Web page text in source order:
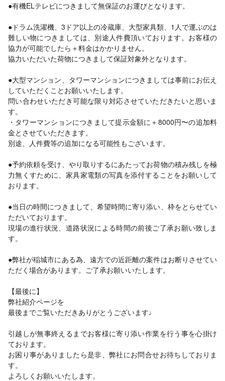
●有機ELテレビにつきまして無保証のお運びとなります。
●ドラム洗濯機、3ドア以上の冷蔵庫、大型家具類、1人で運ぶのは
難しい物につきましては、別途人件費頂いております。お客様の
協力が可能でしたら＋料金はかかりません。
協力いただいた荷物につきまして保証対象外となります。
●大型マンション、タワーマンションにつきましては事前にお伝え
していただくことお願いいたします。
問い合わせいただき可能な限り対応させていただきたいと思いま
す。
・タワーマンションにつきまして提示金額に＋8000円〜の追加料
金とさせていただきます。
別途、人件費等の追加になる可能性もございます。
●予約依頼を受け、やり取りするにあたってお荷物の積み残しを極
力無くすために、家具家電類の写真を添付することをお願いして
おります。
●当日の時間につきまして、希望時間に寄り添い、枠をとらせてい
ただいております。
現場の進行状況、道路状況による時間の前後ご了承お願い致しま
す。
●弊社が稲城市にある為、遠方での近距離の案件はお断りさせてい
ただく場合があります。ご了承お願いいたします。
【最後に】
弊社紹介ページを
最後までご覧いただきありがとうございます♩
引越しが無事終えるまでお客様に寄り添い作業を行う事を心掛け
ております。
お困り事がありましたら是非、弊社にお問合せお待ちしておりま
す。
よろしくお願いいたします。